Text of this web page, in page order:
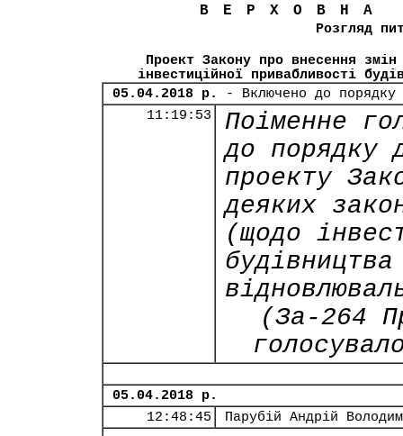
Розгляд
Проект Закону про внесення
інвестиційної привабливості
05.04.2018 р.
- Включено до порядку
11:19:53
Поіменне
до порядку
проекту
деяких
(щодо
(За-264
05.04.2018 р.
12:48:45
Парубій Андрій